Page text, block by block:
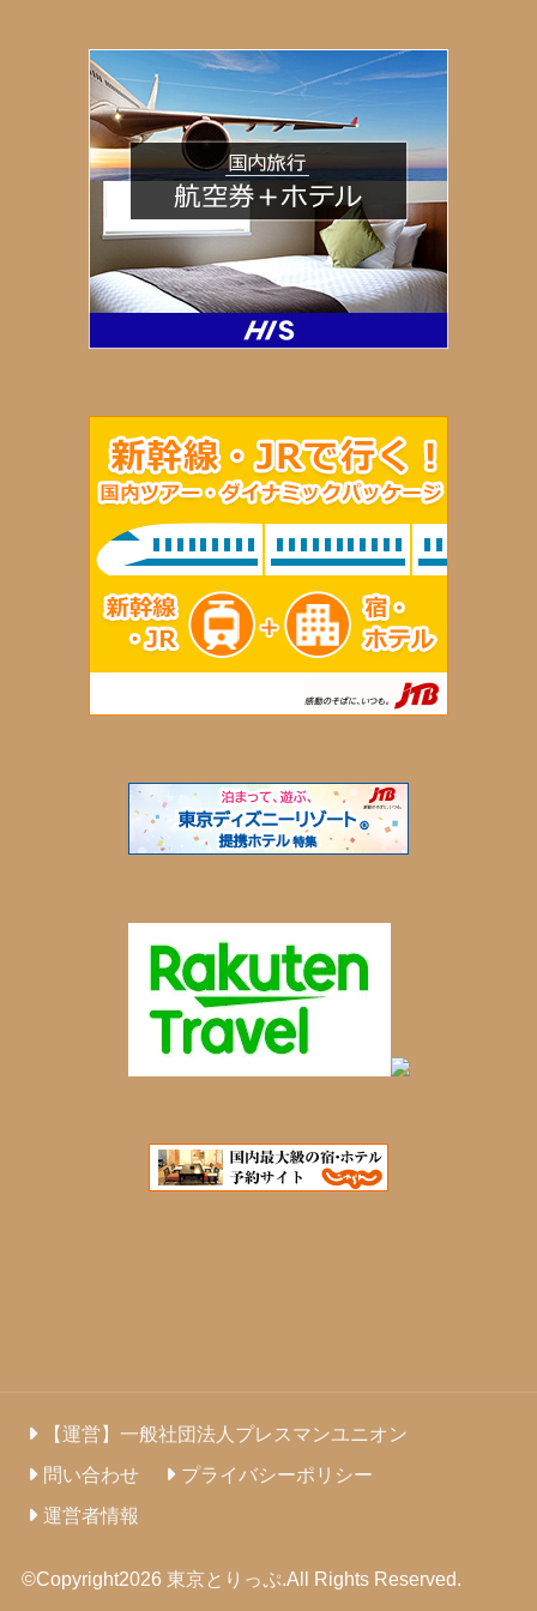
【運営】一般社団法人プレスマンユニオン
問い合わせ
プライバシーポリシー
運営者情報
©Copyright2026 東京とりっぷ.All Rights Reserved.